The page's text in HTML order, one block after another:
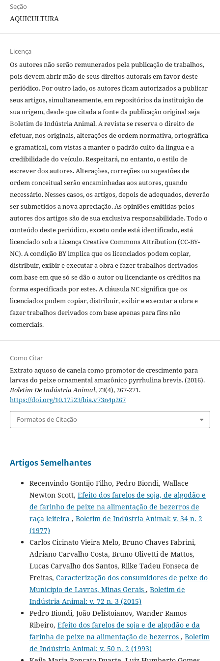
Seção
AQUICULTURA
Licença
Os autores não serão remunerados pela publicação de trabalhos,
pois devem abrir mão de seus direitos autorais em favor deste
periódico. Por outro lado, os autores ficam autorizados a publicar
seus artigos, simultaneamente, em repositórios da instituição de
sua origem, desde que citada a fonte da publicação original seja
Boletim de Indústria Animal. A revista se reserva o direito de
efetuar, nos originais, alterações de ordem normativa, ortográfica
e gramatical, com vistas a manter o padrão culto da língua e a
credibilidade do veículo. Respeitará, no entanto, o estilo de
escrever dos autores. Alterações, correções ou sugestões de
ordem conceitual serão encaminhadas aos autores, quando
necessário. Nesses casos, os artigos, depois de adequados, deverão
ser submetidos a nova apreciação. As opiniões emitidas pelos
autores dos artigos são de sua exclusiva responsabilidade. Todo o
conteúdo deste periódico, exceto onde está identificado, está
licenciado sob a Licença Creative Commons Attribution (CC-BY-
NC). A condição BY implica que os licenciados podem copiar,
distribuir, exibir e executar a obra e fazer trabalhos derivados
com base em que só se dão o autor ou licenciante os créditos na
forma especificada por estes. A cláusula NC significa que os
licenciados podem copiar, distribuir, exibir e executar a obra e
fazer trabalhos derivados com base apenas para fins não
comerciais.
Como Citar
Extrato aquoso de canela como promotor de crescimento para
larvas do peixe ornamental amazônico pyrrhulina brevis. (2016).
Boletim De Indústria Animal, 73(4), 267-271.
https://doi.org/10.17523/bia.v73n4p267
Formatos de Citação
Artigos Semelhantes
Recenvindo Gontijo Filho, Pedro Biondi, Wallace
Newton Scott, Efeito dos farelos de soja, de algodão e
de farinho de peixe na alimentação de bezerros de
raça leiteira , Boletim de Indústria Animal: v. 34 n. 2
(1977)
Carlos Cicinato Vieira Melo, Bruno Chaves Fabrini,
Adriano Carvalho Costa, Bruno Olivetti de Mattos,
Lucas Carvalho dos Santos, Rilke Tadeu Fonseca de
Freitas, Caracterização dos consumidores de peixe do
Município de Lavras, Minas Gerais , Boletim de
Indústria Animal: v. 72 n. 3 (2015)
Pedro Biondi, João Delistoianov, Wander Ramos
Ribeiro, Efeito dos farelos de soja e de algodão e da
farinha de peixe na alimentação de bezerros , Boletim
de Indústria Animal: v. 50 n. 2 (1993)